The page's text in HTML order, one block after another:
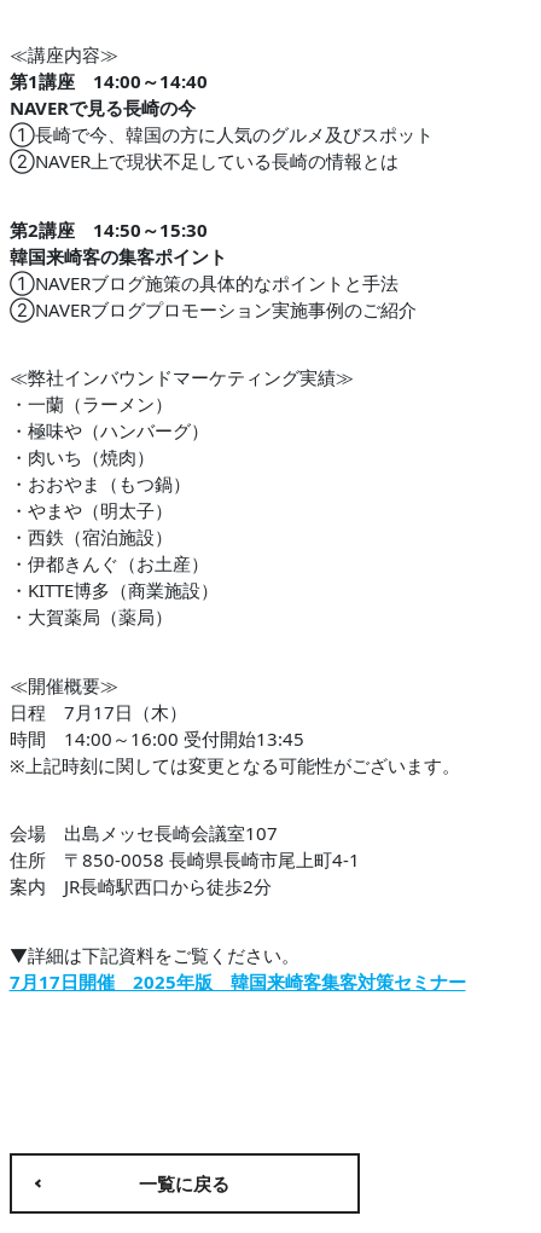
≪講座内容≫
第1講座 14:00～14:40
NAVERで見る長崎の今
①長崎で今、韓国の方に人気のグルメ及びスポット
②NAVER上で現状不足している長崎の情報とは
第2講座 14:50～15:30
韓国来崎客の集客ポイント
①NAVERブログ施策の具体的なポイントと手法
②NAVERブログプロモーション実施事例のご紹介
≪弊社インバウンドマーケティング実績≫
・一蘭（ラーメン）
・極味や（ハンバーグ）
・肉いち（焼肉）
・おおやま（もつ鍋）
・やまや（明太子）
・西鉄（宿泊施設）
・伊都きんぐ（お土産）
・KITTE博多（商業施設）
・大賀薬局（薬局）
≪開催概要≫
日程 7月17日（木）
時間 14:00～16:00 受付開始13:45
※上記時刻に関しては変更となる可能性がございます。
会場 出島メッセ長崎会議室107
住所 〒850-0058 長崎県長崎市尾上町4-1
案内 JR長崎駅西口から徒歩2分
▼詳細は下記資料をご覧ください。
7月17日開催 2025年版 韓国来崎客集客対策セミナー
一覧に戻る